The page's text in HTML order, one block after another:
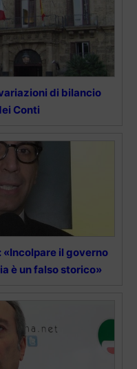
di bilancio
Conti
il governo
è un falso storico»